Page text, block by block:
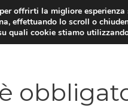
offrirti la migliore
effettuando lo scroll o
quali cookie stiamo